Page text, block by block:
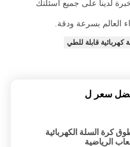
لدينا على جميع أسئلتك
كهربائية قابلة للطي
سعر ل
السلة الكهربائية
الرياضية